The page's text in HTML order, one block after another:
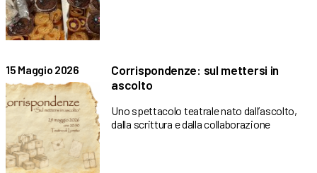
15 Maggio 2026
Corrispondenze: sul mettersi in
ascolto
Uno spettacolo teatrale nato dall’ascolto,
dalla scrittura e dalla collaborazione